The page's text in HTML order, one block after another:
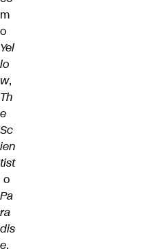
m
o
Yel
lo
w,
Th
e
Sc
ien
tist
o
Pa
ra
dis
e,